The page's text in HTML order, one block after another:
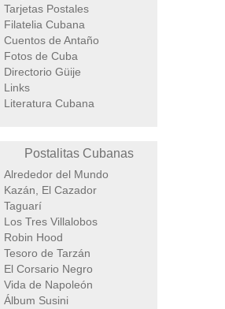
Tarjetas Postales
Filatelia Cubana
Cuentos de Antaño
Fotos de Cuba
Directorio Güije
Links
Literatura Cubana
Postalitas Cubanas
Alrededor del Mundo
Kazán, El Cazador
Taguarí
Los Tres Villalobos
Robin Hood
Tesoro de Tarzán
El Corsario Negro
Vida de Napoleón
Álbum Susini